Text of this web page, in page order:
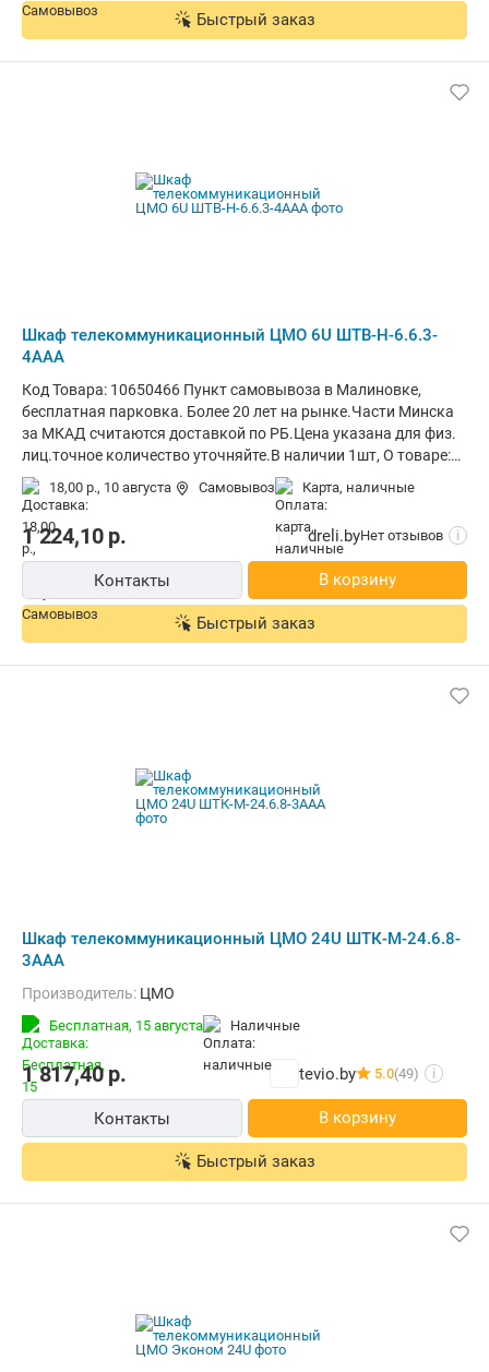
Быстрый заказ
Шкаф телекоммуникационный ЦМО 6U ШТВ-Н-6.6.3-
4ААА
Код Товара: 10650466 Пункт самовывоза в Малиновке,
бесплатная парковка. Более 20 лет на рынке.Части Минска
за МКАД считаются доставкой по РБ.Цена указана для физ.
лиц.точное количество уточняйте.В наличии 1шт, О товаре:
установка вне помещения, материал щита (ящика): металл,
ВхШхГ: 45x62x33 см
18,00 р., 10 августа Самовывоз карта, наличные
1 224,10р. dreli.byНет отзывов i
Контакты В корзину
Быстрый заказ
Шкаф телекоммуникационный ЦМО 24U ШТК-М-24.6.8-
3ААА
Производитель: ЦМО
Бесплатная, 15 августа наличные
1 817,40р. tevio.by 5.0(49) i
Контакты В корзину
Быстрый заказ